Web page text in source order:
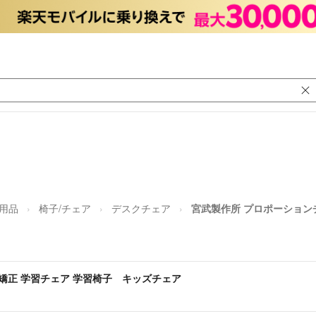
品 椅子/チェア デスクチェア 宮武製作所 プロポーショ
正 学習チェア 学習椅子 キッズチェア